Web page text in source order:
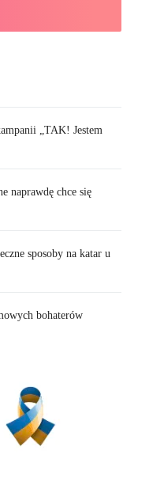
„TAK! Jestem
naprawdę chce się
sposoby na katar u
bohaterów